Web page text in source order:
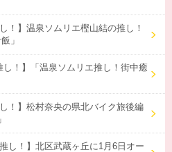
！】温泉ソムリエ樫山結の推し！
」
！】「温泉ソムリエ推し！街中癒
！】松村奈央の県北バイク旅後編
し！】北区武蔵ヶ丘に1月6日オー